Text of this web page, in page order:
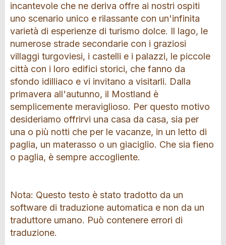
incantevole che ne deriva offre ai nostri ospiti
uno scenario unico e rilassante con un'infinita
varietà di esperienze di turismo dolce. Il lago, le
numerose strade secondarie con i graziosi
villaggi turgoviesi, i castelli e i palazzi, le piccole
città con i loro edifici storici, che fanno da
sfondo idilliaco e vi invitano a visitarli. Dalla
primavera all'autunno, il Mostland è
semplicemente meraviglioso. Per questo motivo
desideriamo offrirvi una casa da casa, sia per
una o più notti che per le vacanze, in un letto di
paglia, un materasso o un giaciglio. Che sia fieno
o paglia, è sempre accogliente.
Nota: Questo testo è stato tradotto da un
software di traduzione automatica e non da un
traduttore umano. Può contenere errori di
traduzione.